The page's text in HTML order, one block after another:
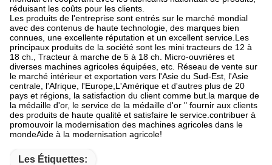
réduisant les coûts pour les clients.
Les produits de l'entreprise sont entrés sur le marché mondial
avec des contenus de haute technologie, des marques bien
connues, une excellente réputation et un excellent service.Les
principaux produits de la société sont les mini tracteurs de 12 à
18 ch., Tracteur à marche de 5 à 18 ch. Micro-ouvrières et
diverses machines agricoles équipées, etc. Réseau de vente sur
le marché intérieur et exportation vers l'Asie du Sud-Est, l'Asie
centrale, l'Afrique, l'Europe,L'Amérique et d'autres plus de 20
pays et régions, la satisfaction du client comme but.la marque de
la médaille d'or, le service de la médaille d'or " fournir aux clients
des produits de haute qualité et satisfaire le service.contribuer à
promouvoir la modernisation des machines agricoles dans le
mondeAide à la modernisation agricole!
Les Étiquettes: